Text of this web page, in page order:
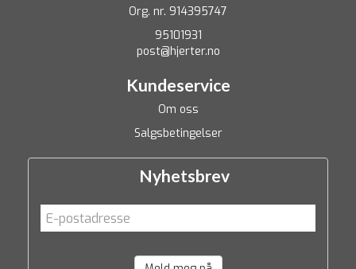
Org. nr. 914395747
95101931
post@hjerter.no
Kundeservice
Om oss
Salgsbetingelser
Nyhetsbrev